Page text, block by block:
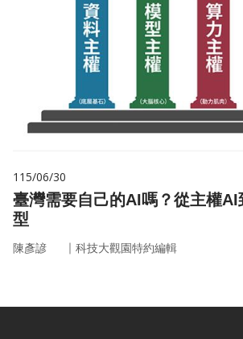
115/06/30
臺灣需要自己的AI嗎？從主權AI
型
陳彥諺 ｜ 科技大觀園特約編輯